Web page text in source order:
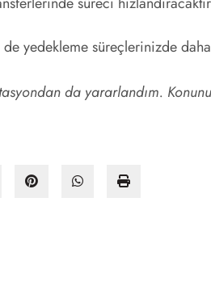
yedekleme süreçlerinizde
da yararlandım.